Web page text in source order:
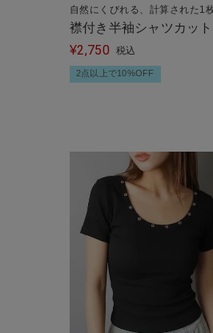
自然にくびれる、計算された1
襟付き半袖シャツカッ
ー/ギャザー
¥2,750 税込
2点以上で10%OFF